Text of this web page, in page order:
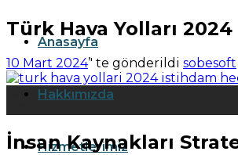
Anasayfa
Hakkımızda
Hizmetlerimiz
Türk Hava Yolları
10 Mart 2024’' te gönderildi sobesoft
İnsan Kaynakları